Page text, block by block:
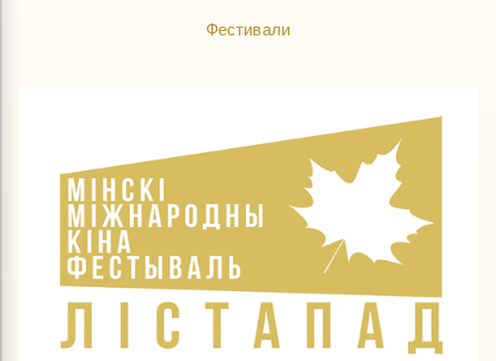
Фестивали